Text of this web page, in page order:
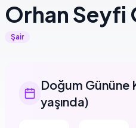
Orhan Seyfi
Şair
Doğum Gününe
yaşında)